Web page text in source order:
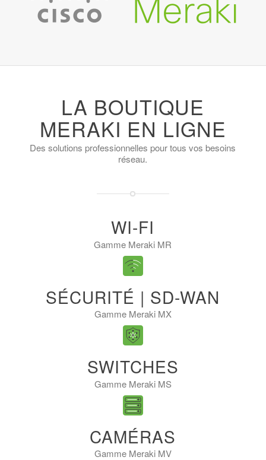
LA BOUTIQUE
MERAKI EN LIGNE
Des solutions professionnelles pour tous vos besoins
réseau.
WI-FI
Gamme Meraki MR
SÉCURITÉ | SD-WAN
Gamme Meraki MX
SWITCHES
Gamme Meraki MS
CAMÉRAS
Gamme Meraki MV